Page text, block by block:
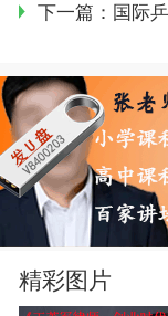
下一篇： 国际乒坛
精彩图片